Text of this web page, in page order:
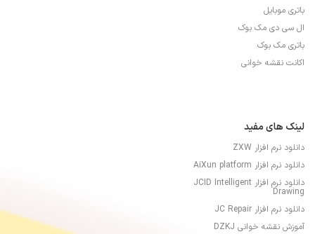
باتری موبایل
ال سی دی مک بوک
باتری مک بوک
اکانت نقشه خوانی
لینک های مفید
دانلود نرم افزار ZXW
دانلود نرم افزار AiXun platform
دانلود نرم افزار JCID Intelligent
Drawing
دانلود نرم افزار JC Repair
آموزش نقشه خوانی DZKJ